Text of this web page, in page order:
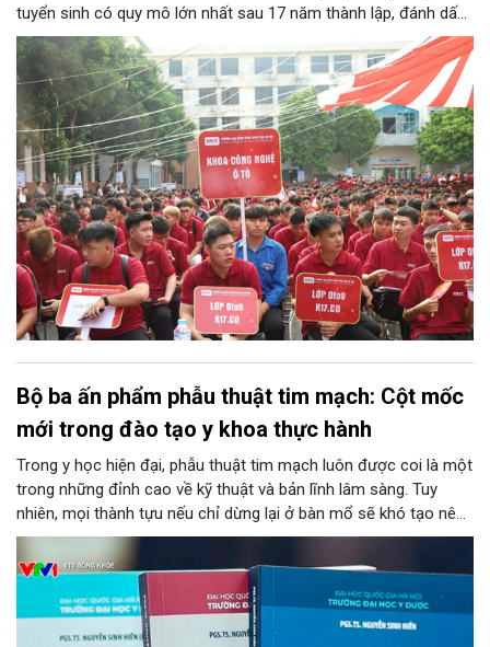
tuyển sinh có quy mô lớn nhất sau 17 năm thành lập, đánh dấu
bước chuyển mình quan trọng của nhà trường.
Bộ ba ấn phẩm phẫu thuật tim mạch: Cột mốc
mới trong đào tạo y khoa thực hành
Trong y học hiện đại, phẫu thuật tim mạch luôn được coi là một
trong những đỉnh cao về kỹ thuật và bản lĩnh lâm sàng. Tuy
nhiên, mọi thành tựu nếu chỉ dừng lại ở bàn mổ sẽ khó tạo nên
tính bền vững cho nền y tế chung. Chuyển hóa những kinh
nghiệm từ thực tiễn thành nguồn tri thức học thuật bài bản,
chuẩn hóa chính là chìa khóa then chốt để đào tạo thế hệ kế
thừa. Mới đây, bước tiến ấy đã được cụ thể hóa bằng sự ra mắt
của bộ ba ấn phẩm y học chuyên ngành do PGS.TS. Nguyễn